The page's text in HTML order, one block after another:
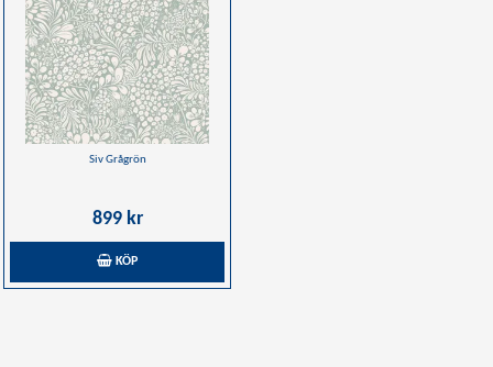
Siv Grågrön
899 kr
KÖP